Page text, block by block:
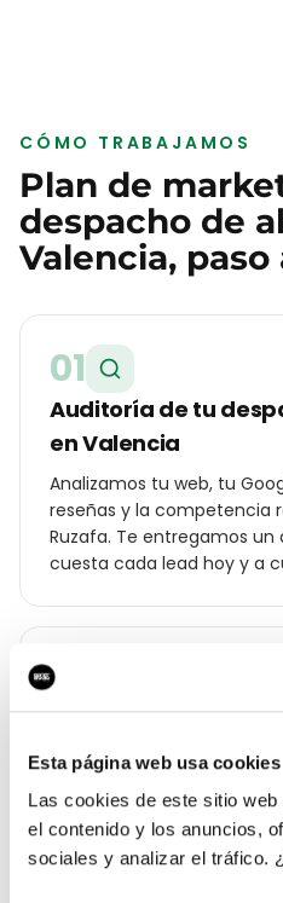
Esta página web usa cookies
Las cookies de este sitio
el contenido y los anuncios,
sociales y analizar el tráfico.
CÓMO TRABAJAMOS
Plan de
despacho de
Valencia, paso
01
Auditoría de tu
en Valencia
Analizamos tu web, tu
reseñas y la competencia
Ruzafa. Te entregamos
cuesta cada lead hoy y a
02
Estrategia
Construimos un plan
palabras clave por distrito
Benimaclet, Cabanyal…),
tu cliente local y oferta
despacho de abogados de